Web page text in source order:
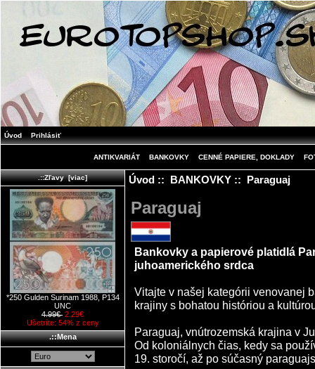
Úvod Prihlásiť
ANTIKVARIÁT BANKOVKY CENNÉ PAPIERE, DOKLADY
.::Zľavy [viac]
*250 Gulden Surinam 1988, P134
UNC
4.99€ 2.29€
Ušetríte: 54% z ceny
.::Mena
Úvod:: BANKOVKY:: Paraguaj
Paraguaj
Bankovky a papierové platidlá
juhoamerického srdca
Vitajte v našej kategórii venovanej
krajiny s bohatou históriou a
Paraguaj, vnútrozemská krajina v
Od koloniálnych čias, kedy sa
19. storočí, až po súčasný